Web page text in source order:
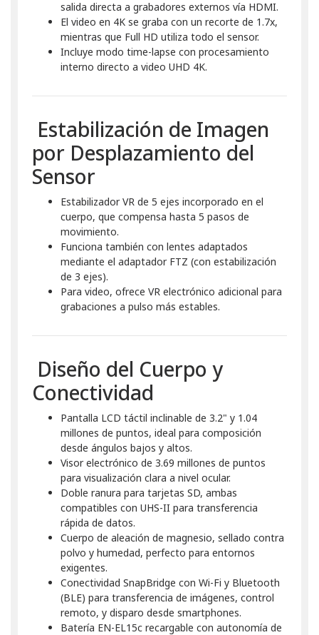
salida directa a grabadores externos vía HDMI.
El video en 4K se graba con un recorte de 1.7x,
mientras que Full HD utiliza todo el sensor.
Incluye modo time-lapse con procesamiento
interno directo a video UHD 4K.
Estabilización de Imagen
por Desplazamiento del
Sensor
Estabilizador VR de 5 ejes incorporado en el
cuerpo, que compensa hasta 5 pasos de
movimiento.
Funciona también con lentes adaptados
mediante el adaptador FTZ (con estabilización
de 3 ejes).
Para video, ofrece VR electrónico adicional para
grabaciones a pulso más estables.
Diseño del Cuerpo y
Conectividad
Pantalla LCD táctil inclinable de 3.2" y 1.04
millones de puntos, ideal para composición
desde ángulos bajos y altos.
Visor electrónico de 3.69 millones de puntos
para visualización clara a nivel ocular.
Doble ranura para tarjetas SD, ambas
compatibles con UHS-II para transferencia
rápida de datos.
Cuerpo de aleación de magnesio, sellado contra
polvo y humedad, perfecto para entornos
exigentes.
Conectividad SnapBridge con Wi-Fi y Bluetooth
(BLE) para transferencia de imágenes, control
remoto, y disparo desde smartphones.
Batería EN-EL15c recargable con autonomía de